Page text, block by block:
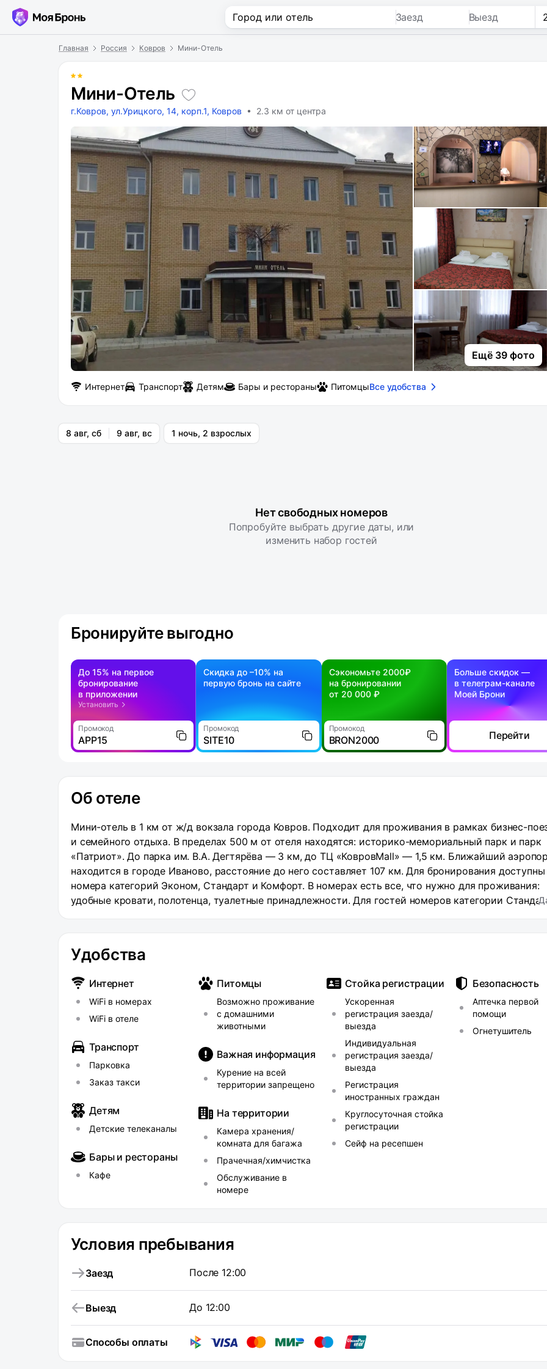
Заезд Выезд
Главная Россия Ковров Мини-Отель
Мини-Отель
г.Ковров, ул.Урицкого, 14, корп.1, Ковров • 2.3 км от центра
Ещё 39 фото
Интернет Транспорт Детям Бары и рестораны ПитомцыВсе удобства
8 авг, сб 9 авг, вс 1 ночь, 2 взрослых
Нет свободных номеров
Попробуйте выбрать другие даты, или
изменить набор гостей
Бронируйте выгодно
До 15% на первое
бронирование
в приложении
Установить
Промокод
APP15
Скидка до –10% на
первую бронь на сайте
Промокод
SITE10
Сэкономьте 2000₽
на бронировании
от 20 000 ₽
Промокод
BRON2000
Больше скидок —
в телеграм-канале
Моей Брони
Перейти
Об отеле
Мини-отель в 1 км от ж/д вокзала города Ковров. Подходит для проживания в рамках бизнес-
и семейного отдыха. В пределах 500 м от отеля находятся: историко-мемориальный парк и парк
«Патриот». До парка им. В.А. Дегтярёва — 3 км, до ТЦ «КовровMall» — 1,5 км. Ближайший
находится в городе Иваново, расстояние до него составляет 107 км. Для бронирования доступны
номера категорий Эконом, Стандарт и Комфорт. В номерах есть все, что нужно для проживания:
удобные кровати, полотенца, туалетные принадлежности. Для гостей номеров категории
оставить личный автомобиль на парковке при отеле. Доступно проживание с домашними
Удобства
Интернет
WiFi в номерах
WiFi в отеле
Транспорт
Парковка
Заказ такси
Детям
Детские телеканалы
Бары и рестораны
Кафе
Питомцы
Возможно проживание
с домашними
животными
Важная информация
Курение на всей
территории запрещено
На территории
Камера хранения/
комната для багажа
Прачечная/химчистка
Обслуживание в
номере
Стойка регистрации
Ускоренная
регистрация заезда/
выезда
Индивидуальная
регистрация заезда/
выезда
Регистрация
иностранных граждан
Круглосуточная стойка
регистрации
Сейф на ресепшен
Безопасность
Аптечка первой
помощи
Огнетушитель
Условия пребывания
Заезд После 12:00
Выезд До 12:00
Способы оплаты